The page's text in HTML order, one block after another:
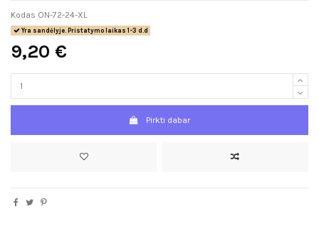
Kodas ON-72-24-XL
Yra sandėlyje. Pristatymo laikas 1-3 d.d
9,20 €
Pirkti dabar